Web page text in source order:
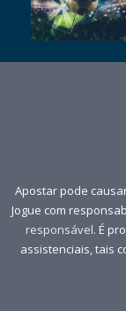
Apostar pode
Jogue com
responsável. É
assistenciais, tais